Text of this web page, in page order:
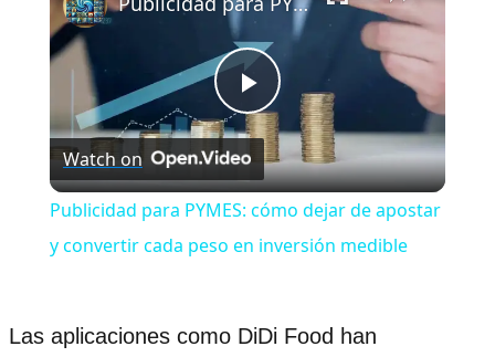
Play
Video
Watch on
Publicidad para PYMES: cómo dejar de apostar
y convertir cada peso en inversión medible
Las aplicaciones como DiDi Food han